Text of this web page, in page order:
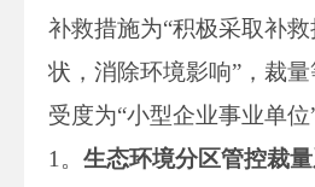
补救措施为“积极采取补
状，消除环境影响”，裁
受度为“小型企业事业单
1。 生态环境分区管控裁量